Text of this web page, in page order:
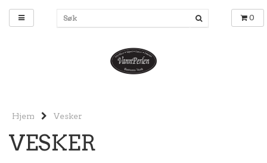
0
Hjem Vesker
VESKER